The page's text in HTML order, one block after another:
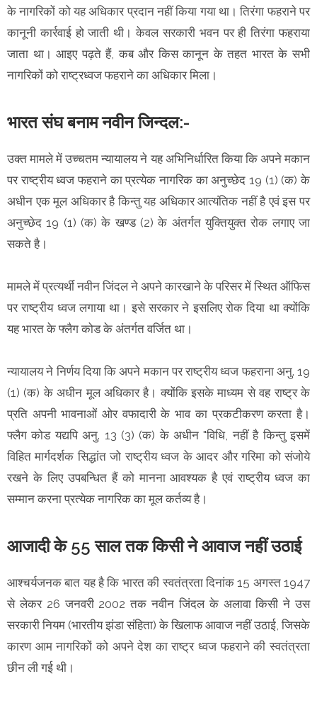
के नागरिकों को यह अधिकार प्रदान नहीं किया गया था। तिरंगा फहराने पर
कानूनी कार्रवाई हो जाती थी। केवल सरकारी भवन पर ही तिरंगा फहराया
जाता था। आइए पढ़ते हैं, कब और किस कानून के तहत भारत के सभी
नागरिकों को राष्ट्रध्वज फहराने का अधिकार मिला।
भारत संघ बनाम नवीन जिन्दल:-
उक्त मामले में उच्चतम न्यायालय ने यह अभिनिर्धारित किया कि अपने मकान
पर राष्ट्रीय ध्वज फहराने का प्रत्येक नागरिक का अनुच्छेद 19 (1) (क) के
अधीन एक मूल अधिकार है किन्तु यह अधिकार आत्यंतिक नहीं है एवं इस पर
अनुच्छेद 19 (1) (क) के खण्ड (2) के अंतर्गत युक्तियुक्त रोक लगाए जा
सकते है।
मामले में प्रत्यर्थी नवीन जिंदल ने अपने कारखाने के परिसर में स्थित ऑफिस
पर राष्ट्रीय ध्वज लगाया था। इसे सरकार ने इसलिए रोक दिया था क्योंकि
यह भारत के फ्लैग कोड के अंतर्गत वर्जित था।
न्यायालय ने निर्णय दिया कि अपने मकान पर राष्ट्रीय ध्वज फहराना अनु. 19
(1) (क) के अधीन मूल अधिकार है। क्योंकि इसके माध्यम से वह राष्ट्र के
प्रति अपनी भावनाओं ओर वफादारी के भाव का प्रकटीकरण करता है।
फ्लैग कोड यद्यपि अनु. 13 (3) (क) के अधीन "विधि, नहीं है किन्तु इसमें
विहित मार्गदर्शक सिद्धांत जो राष्ट्रीय ध्वज के आदर और गरिमा को संजोये
रखने के लिए उपबन्धित हैं को मानना आवश्यक है एवं राष्ट्रीय ध्वज का
सम्मान करना प्रत्येक नागरिक का मूल कर्तव्य है।
आजादी के 55 साल तक किसी ने आवाज नहीं उठाई
आश्चर्यजनक बात यह है कि भारत की स्वतंत्रता दिनांक 15 अगस्त 1947
से लेकर 26 जनवरी 2002 तक नवीन जिंदल के अलावा किसी ने उस
सरकारी नियम (भारतीय झंडा संहिता) के खिलाफ आवाज नहीं उठाई, जिसके
कारण आम नागरिकों को अपने देश का राष्ट्र ध्वज फहराने की स्वतंत्रता
छीन ली गई थी।